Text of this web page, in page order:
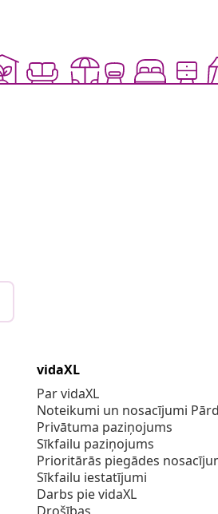
vidaXL
Par vidaXL
Noteikumi un nosacījumi
Privātuma paziņojums
Sīkfailu paziņojums
Prioritārās piegādes
Sīkfailu iestatījumi
Darbs pie vidaXL